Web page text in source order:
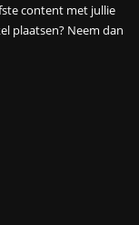
content met jullie
plaatsen? Neem dan